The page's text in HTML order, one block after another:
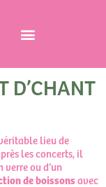
D’CHANT
lieu de
les concerts, il
ou d’un
de boissonsavec